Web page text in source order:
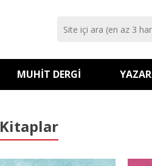
MUHIT DERGI
Kitaplar